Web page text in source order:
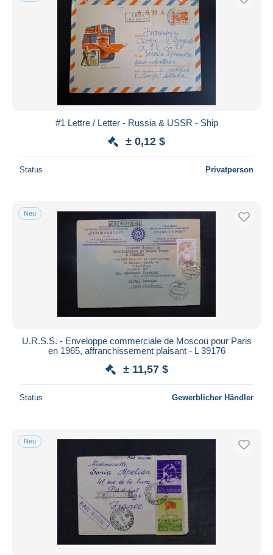
#1 Lettre / Letter - Russia & USSR - Ship
± 0,12 $
Status Privatperson
Neu
U.R.S.S. - Enveloppe commerciale de Moscou pour Paris
en 1965, affranchissement plaisant - L 39176
± 11,57 $
Status Gewerblicher Händler
Neu